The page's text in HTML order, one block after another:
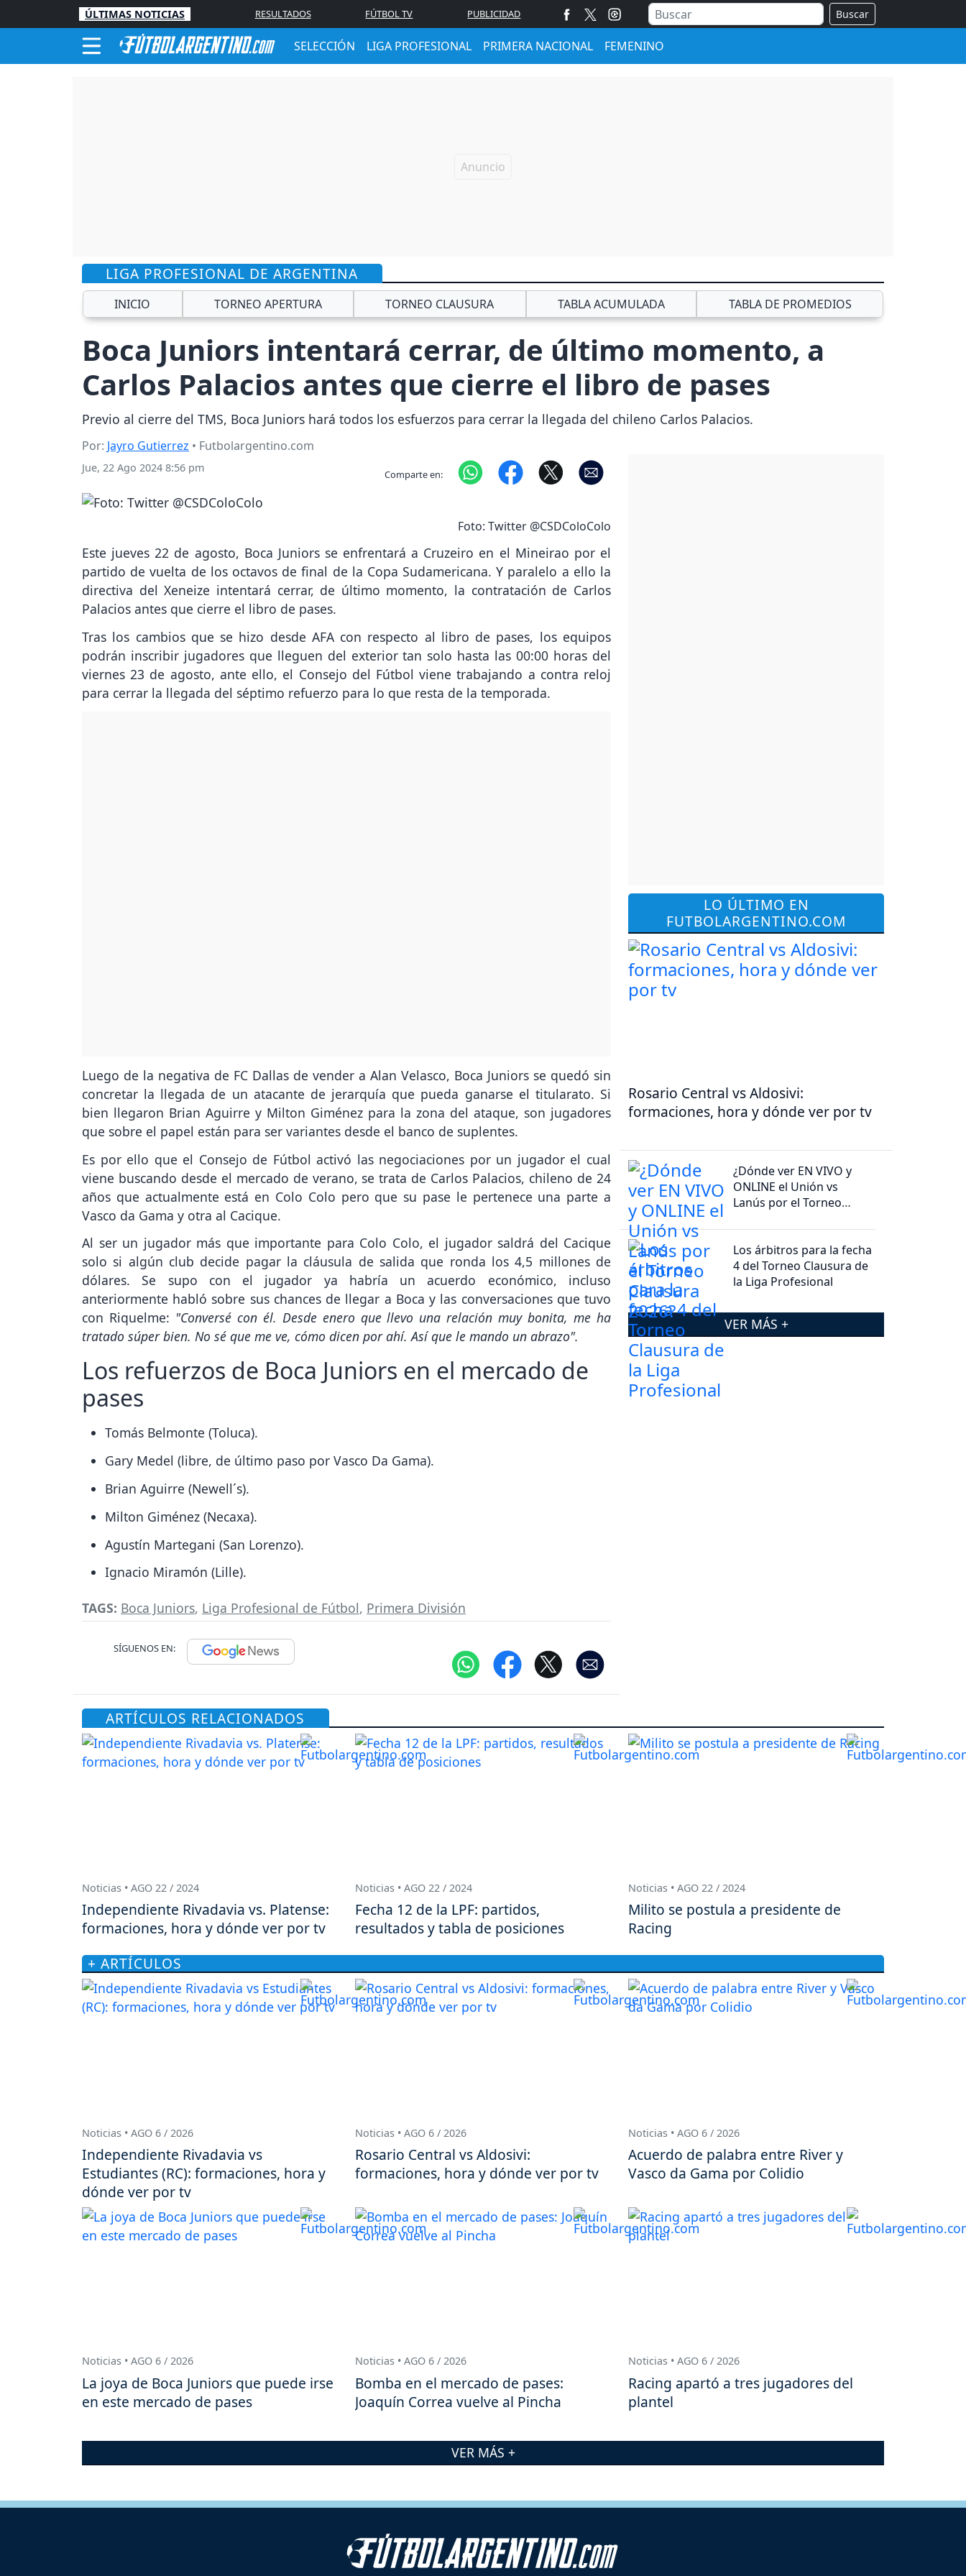
ÚLTIMAS NOTICIAS RESULTADOS FÚTBOL TV PUBLICIDAD Buscar
SELECCIÓN LIGA PROFESIONAL PRIMERA NACIONAL FEMENINO
LIGA PROFESIONAL DE ARGENTINA
INICIO TORNEO APERTURA TORNEO CLAUSURA TABLA ACUMULADA TABLA DE PROMEDIOS
Boca Juniors intentará cerrar, de último momento, a
Carlos Palacios antes que cierre el libro de pases
Previo al cierre del TMS, Boca Juniors hará todos los esfuerzos para cerrar la llegada del chileno Carlos Palacios.
Por: Jayro Gutierrez • Futbolargentino.com
Jue, 22 Ago 2024 8:56 pm Comparte en:
Foto: Twitter @CSDColoColo
Este jueves 22 de agosto, Boca Juniors se enfrentará a Cruzeiro en el Mineirao por el
partido de vuelta de los octavos de final de la Copa Sudamericana. Y paralelo a ello la
directiva del Xeneize intentará cerrar, de último momento, la contratación de Carlos
Palacios antes que cierre el libro de pases.
Tras los cambios que se hizo desde AFA con respecto al libro de pases, los equipos
podrán inscribir jugadores que lleguen del exterior tan solo hasta las 00:00 horas del
viernes 23 de agosto, ante ello, el Consejo del Fútbol viene trabajando a contra reloj
para cerrar la llegada del séptimo refuerzo para lo que resta de la temporada.
Luego de la negativa de FC Dallas de vender a Alan Velasco, Boca Juniors se quedó sin
concretar la llegada de un atacante de jerarquía que pueda ganarse el titularato. Si
bien llegaron Brian Aguirre y Milton Giménez para la zona del ataque, son jugadores
que sobre el papel están para ser variantes desde el banco de suplentes.
Es por ello que el Consejo de Fútbol activó las negociaciones por un jugador el cual
viene buscando desde el mercado de verano, se trata de Carlos Palacios, chileno de 24
años que actualmente está en Colo Colo pero que su pase le pertenece una parte a
Vasco da Gama y otra al Cacique.
Al ser un jugador más que importante para Colo Colo, el jugador saldrá del Cacique
solo si algún club decide pagar la cláusula de salida que ronda los 4,5 millones de
dólares. Se supo con el jugador ya habría un acuerdo económico, incluso
anteriormente habló sobre sus chances de llegar a Boca y las conversaciones que tuvo
con Riquelme: "Conversé con él. Desde enero que llevo una relación muy bonita, me ha
tratado súper bien. No sé que me ve, cómo dicen por ahí. Así que le mando un abrazo".
Los refuerzos de Boca Juniors en el mercado de
pases
Tomás Belmonte (Toluca).
Gary Medel (libre, de último paso por Vasco Da Gama).
Brian Aguirre (Newell´s).
Milton Giménez (Necaxa).
Agustín Martegani (San Lorenzo).
Ignacio Miramón (Lille).
TAGS: Boca Juniors, Liga Profesional de Fútbol, Primera División
SÍGUENOS EN:
LO ÚLTIMO EN
FUTBOLARGENTINO.COM
Rosario Central vs Aldosivi:
formaciones, hora y dónde ver por tv
¿Dónde ver EN VIVO y
ONLINE el Unión vs
Lanús por el Torneo
Los árbitros para la fecha
4 del Torneo Clausura de
la Liga Profesional
VER MÁS +
ARTÍCULOS RELACIONADOS
Noticias • AGO 22 / 2024
Independiente Rivadavia vs. Platense:
formaciones, hora y dónde ver por tv
Noticias • AGO 22 / 2024
Fecha 12 de la LPF: partidos,
resultados y tabla de posiciones
Noticias • AGO 22 / 2024
Milito se postula a presidente de
Racing
+ ARTÍCULOS
Noticias • AGO 6 / 2026
Independiente Rivadavia vs
Estudiantes (RC): formaciones, hora y
dónde ver por tv
Noticias • AGO 6 / 2026
Rosario Central vs Aldosivi:
formaciones, hora y dónde ver por tv
Noticias • AGO 6 / 2026
Acuerdo de palabra entre River y
Vasco da Gama por Colidio
Noticias • AGO 6 / 2026
La joya de Boca Juniors que puede irse
en este mercado de pases
Noticias • AGO 6 / 2026
Bomba en el mercado de pases:
Joaquín Correa vuelve al Pincha
Noticias • AGO 6 / 2026
Racing apartó a tres jugadores del
plantel
VER MÁS +